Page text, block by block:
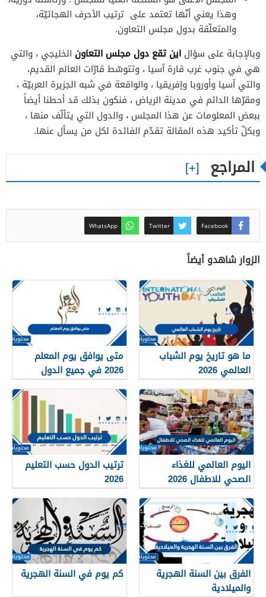
وهذا يعني أنّها تعتمد على ترتيب الأحرف الهجائيّة،
والمتعلّقة بدول مجلس التعاون.
وبالإجابة على سؤال اين تقع دول مجلس التعاون الخليجي ، والتي
هي في جنوب غرب قارة آسيا ، وتتوسّط قارّات العالم القديم،
والتي آسيا وأوروبا وإفريقيا ، والواقعة في شبه الجزيرة العربيّة ،
ومقرّها الدائم في مدينة الرياض ، فنكون بذلك قد أحطنا أيضاً
ببعض المعلومات عن هذا المجلس ، والدول التي يتألّف منها ،
وبكلّ تأكيد هذه المقالة تقدّم الفائدة لكل من يسأل عنها.
المراجع
Facebook
Twitter
WhatsApp
الزوار شاهدو أيضاً
ما هو تاريخ يوم الشباب
العالمي 2026
متى يوافق يوم المعلم
2026 في جميع الدول
العربية
اليوم العالمي للغذاء
الصحي للاطفال 2026
ترتيب الدول حسب التعليم
2026
الفرق بين السنة الهجرية
والميلادية
كم يوم في السنة الهجرية